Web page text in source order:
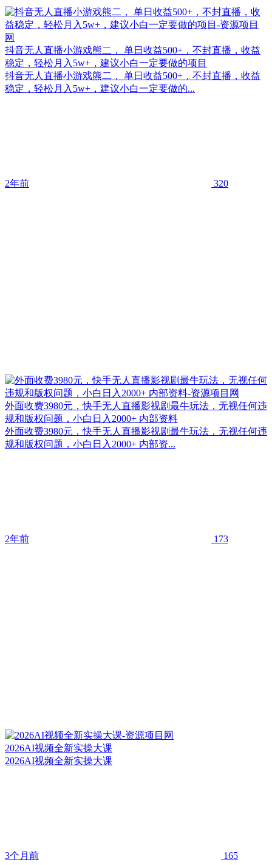
抖音无人直播小游戏熊二， 单日收益500+，不封直播，收益
稳定，轻松月入5w+，建议小白一定要做的项目
抖音无人直播小游戏熊二， 单日收益500+，不封直播，收益
稳定，轻松月入5w+，建议小白一定要做的...
2年前 320
外面收费3980元，快手无人直播影视剧最牛玩法，无视任何违
规和版权问题，小白日入2000+ 内部资料
外面收费3980元，快手无人直播影视剧最牛玩法，无视任何违
规和版权问题，小白日入2000+ 内部资...
2年前 173
2026AI视频全新实操大课
2026AI视频全新实操大课
3个月前 165